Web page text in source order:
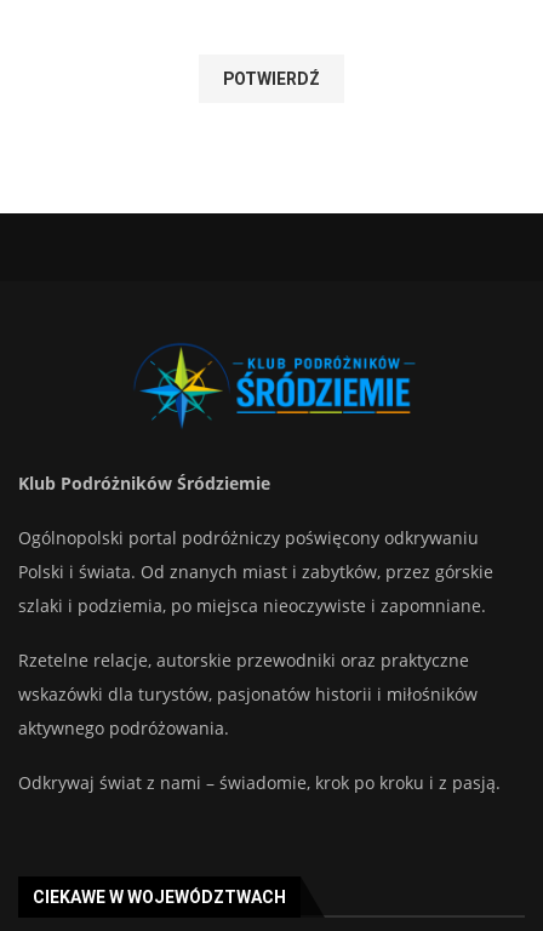
Klub Podróżników Śródziemie
Ogólnopolski portal podróżniczy poświęcony odkrywaniu
Polski i świata. Od znanych miast i zabytków, przez górskie
szlaki i podziemia, po miejsca nieoczywiste i zapomniane.
Rzetelne relacje, autorskie przewodniki oraz praktyczne
wskazówki dla turystów, pasjonatów historii i miłośników
aktywnego podróżowania.
Odkrywaj świat z nami – świadomie, krok po kroku i z pasją.
CIEKAWE W WOJEWÓDZTWACH